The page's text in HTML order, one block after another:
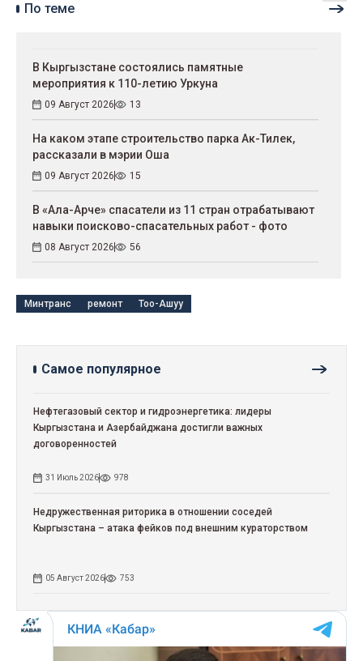
По теме
В Кыргызстане состоялись памятные
мероприятия к 110-летию Уркуна
09 Август 2026 13
На каком этапе строительство парка Ак-Тилек,
рассказали в мэрии Оша
09 Август 2026 15
В «Ала-Арче» спасатели из 11 стран отрабатывают
навыки поисково-спасательных работ - фото
08 Август 2026 56
Минтранс ремонт Тоо-Ашуу
Самое популярное
Нефтегазовый сектор и гидроэнергетика: лидеры
Кыргызстана и Азербайджана достигли важных
договоренностей
31 Июль 2026 978
Недружественная риторика в отношении соседей
Кыргызстана – атака фейков под внешним кураторством
05 Август 2026 753